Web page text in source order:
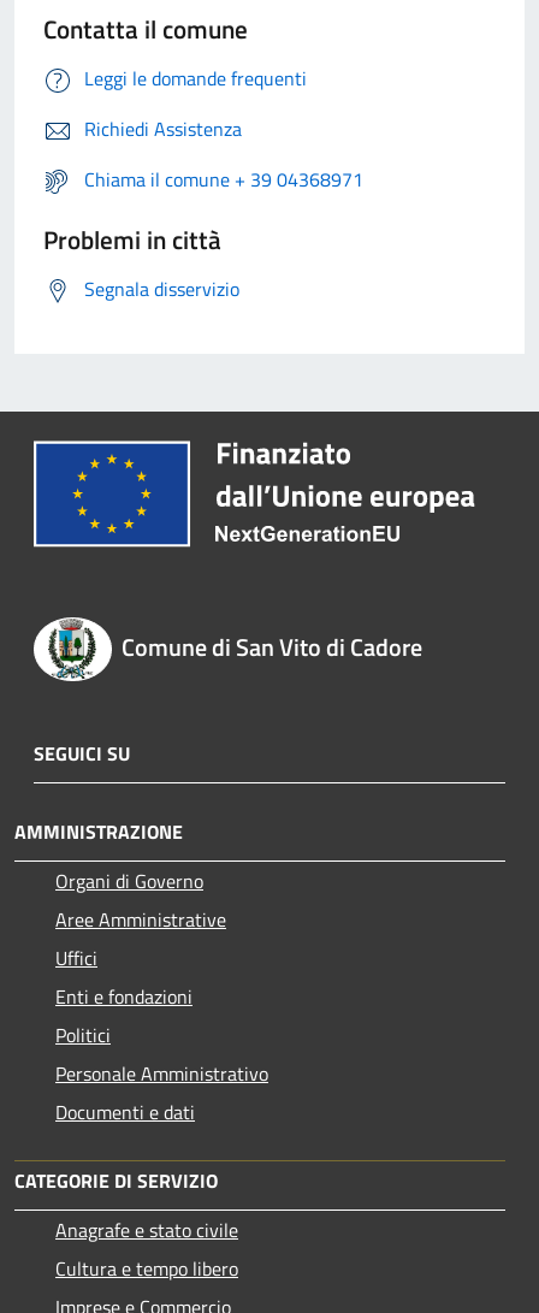
Contatta il comune
Leggi le domande frequenti
Richiedi Assistenza
Chiama il comune + 39 04368971
Problemi in città
Segnala disservizio
Comune di San Vito di Cadore
SEGUICI SU
AMMINISTRAZIONE
Organi di Governo
Aree Amministrative
Uffici
Enti e fondazioni
Politici
Personale Amministrativo
Documenti e dati
CATEGORIE DI SERVIZIO
Anagrafe e stato civile
Cultura e tempo libero
Imprese e Commercio